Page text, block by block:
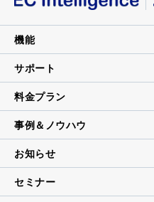
機能
サポート
料金プラン
事例＆ノウハウ
お知らせ
セミナー